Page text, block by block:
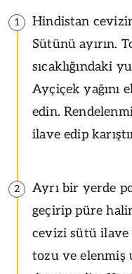
1
Hindistan
Sütünü ayırın.
sıcaklığındaki
Ayçiçek yağını
edin.
ilave edip
2
Ayrı bir yerde
geçirip püre
cevizi sütü ilave
tozu ve elenmiş